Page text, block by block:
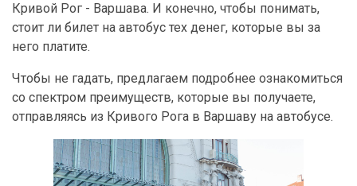
Кривой Рог - Варшава. И конечно, чтобы понимать,
стоит ли билет на автобус тех денег, которые вы за
него платите.
Чтобы не гадать, предлагаем подробнее ознакомиться
со спектром преимуществ, которые вы получаете,
отправляясь из Кривого Рога в Варшаву на автобусе.